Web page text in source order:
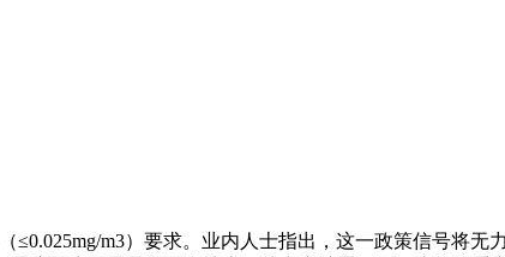
m3）要求。业内人士指出，这一政策信号将无